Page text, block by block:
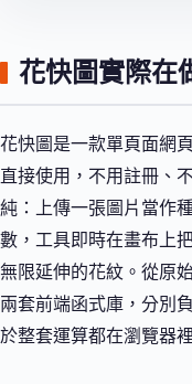
花快圖實際在
花快圖是一款單頁面網
直接使用，不用註冊、
純：上傳一張圖片當作
數，工具即時在畫布上
無限延伸的花紋。從原
兩套前端函式庫，分別
於整套運算都在瀏覽器